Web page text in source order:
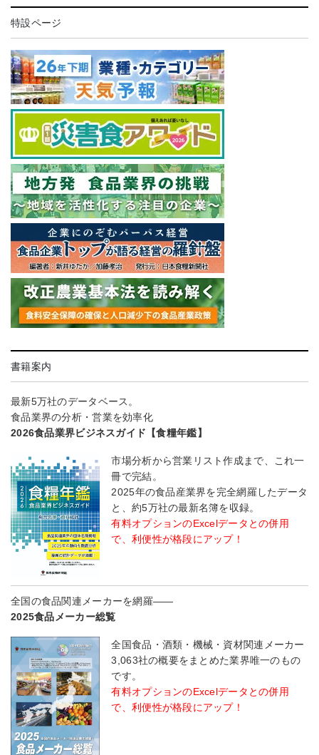
特設ページ
書籍案内
最新5万社のデータベース。
食品業界の分析・営業を効率化
2026食品業界ビジネスガイド【食糧年鑑】
市場分析から営業リスト作成まで、これ一
冊で完結。
2025年の食品産業界を完全網羅したデータ
と、約5万社の最新名簿を収録。
有料オプションのExcelデータとの併用
で、利便性が格段にアップ！
全国の食品関連メーカーを網羅――
2025食品メーカー総覧
全国食品・酒類・機械・資材関連メーカー
3,063社の概要をまとめた業界唯一のもの
です。
有料オプションのExcelデータとの併用
で、利便性が格段にアップ！